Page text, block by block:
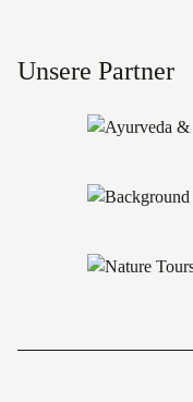
Unsere Partner